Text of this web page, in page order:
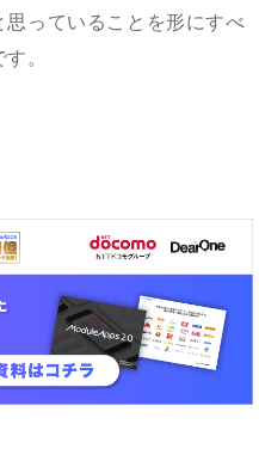
っていることを形にすべ
。